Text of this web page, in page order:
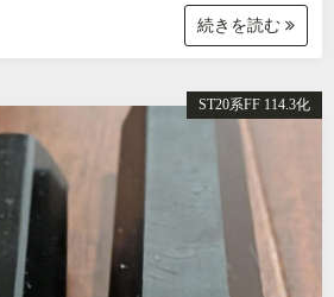
続きを読む
ST20系FF 114.3化